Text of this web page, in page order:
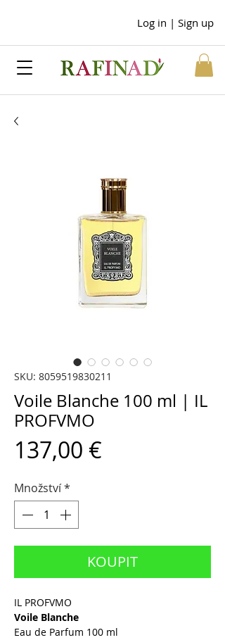
Log in | Sign up
SKU: 8059519830211
Voile Blanche 100 ml | IL
PROFVMO
137,00 €
Množství*
KOUPIT
IL PROFVMO
Voile Blanche
Eau de Parfum 100 ml